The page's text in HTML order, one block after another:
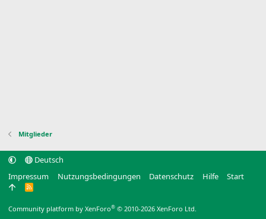
Mitglieder
Deutsch
Impressum
Nutzungsbedingungen Datenschutz Hilfe Start
R
Community platform by XenForo® © 2010-2026 XenForo Ltd.